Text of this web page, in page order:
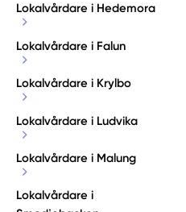
Lokalvårdare i Hedemora
Lokalvårdare i Falun
Lokalvårdare i Krylbo
Lokalvårdare i Ludvika
Lokalvårdare i Malung
Lokalvårdare i